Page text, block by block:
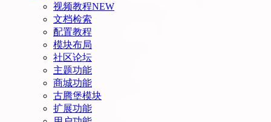
视频教程NEW
文档检索
配置教程
模块布局
社区论坛
主题功能
商城功能
古腾堡模块
扩展功能